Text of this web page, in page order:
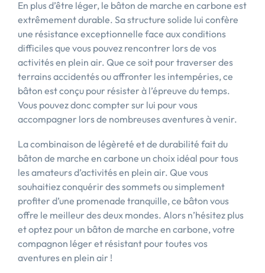
En plus d’être léger, le bâton de marche en carbone est
extrêmement durable. Sa structure solide lui confère
une résistance exceptionnelle face aux conditions
difficiles que vous pouvez rencontrer lors de vos
activités en plein air. Que ce soit pour traverser des
terrains accidentés ou affronter les intempéries, ce
bâton est conçu pour résister à l’épreuve du temps.
Vous pouvez donc compter sur lui pour vous
accompagner lors de nombreuses aventures à venir.
La combinaison de légèreté et de durabilité fait du
bâton de marche en carbone un choix idéal pour tous
les amateurs d’activités en plein air. Que vous
souhaitiez conquérir des sommets ou simplement
profiter d’une promenade tranquille, ce bâton vous
offre le meilleur des deux mondes. Alors n’hésitez plus
et optez pour un bâton de marche en carbone, votre
compagnon léger et résistant pour toutes vos
aventures en plein air !